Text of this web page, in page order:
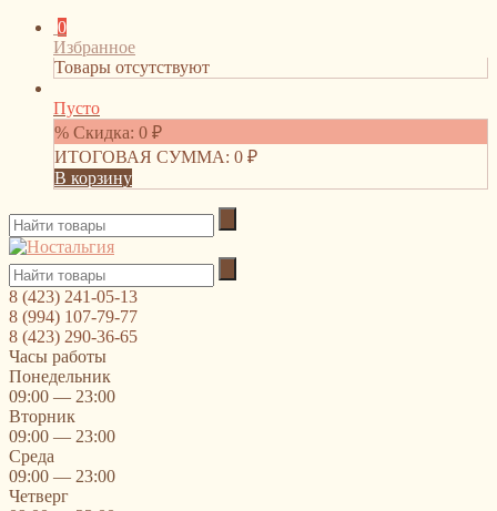
0
Избранное
Товары отсутствуют
Пусто
% Скидка: 0 ₽
ИТОГОВАЯ СУММА: 0 ₽
В корзину
8 (423) 241-05-13
8 (994) 107-79-77
8 (423) 290-36-65
Часы работы
Понедельник
09:00 — 23:00
Вторник
09:00 — 23:00
Среда
09:00 — 23:00
Четверг